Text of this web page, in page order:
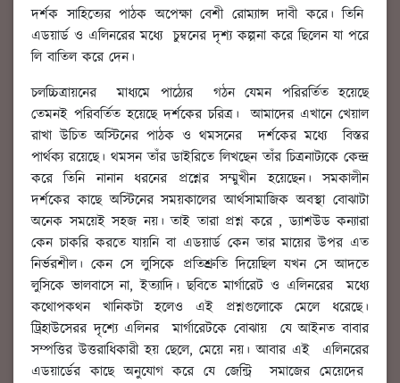
দর্শক সাহিত্যের পাঠক অপেক্ষা বেশী রোম্যান্স দাবী করে। তিনি
এডয়ার্ড ও এলিনরের মধ্যে চুম্বনের দৃশ্য কল্পনা করে ছিলেন যা পরে
লি বাতিল করে দেন।
চলচ্চিত্রায়নের মাধ্যমে পাঠ্যের গঠন যেমন পরিরর্তিত হয়েছে
তেমনই পরিবর্তিত হয়েছে দর্শকের চরিত্র। আমাদের এখানে খেয়াল
রাখা উচিত অস্টিনের পাঠক ও থমসনের দর্শকের মধ্যে বিস্তর
পার্থক্য রয়েছে। থমসন তাঁর ডাইরিতে লিখছেন তাঁর চিত্রনাট্যকে কেন্দ্র
করে তিনি নানান ধরনের প্রশ্নের সম্মুখীন হয়েছেন। সমকালীন
দর্শকের কাছে অস্টিনের সময়কালের আর্থসামাজিক অবস্থা বোঝাটা
অনেক সময়েই সহজ নয়। তাই তারা প্রশ্ন করে , ড্যাশউড কন্যারা
কেন চাকরি করতে যায়নি বা এডয়ার্ড কেন তার মায়ের উপর এত
নির্ভরশীল। কেন সে লুসিকে প্রতিশ্রুতি দিয়েছিল যখন সে আদতে
লুসিকে ভালবাসে না, ইত্যাদি। ছবিতে মার্গারেট ও এলিনরের মধ্যে
কথোপকথন খানিকটা হলেও এই প্রশ্নগুলোকে মেলে ধরেছে।
ট্রিহাউসেরর দৃশ্যে এলিনর মার্গারেটকে বোঝায় যে আইনত বাবার
সম্পত্তির উত্তরাধিকারী হয় ছেলে, মেয়ে নয়। আবার এই এলিনরের
এডয়ার্ডের কাছে অনুযোগ করে যে জেন্ট্রি সমাজের মেয়েদের